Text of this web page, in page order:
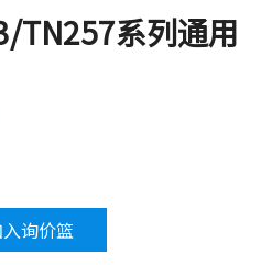
TN257系列通用
询价篮